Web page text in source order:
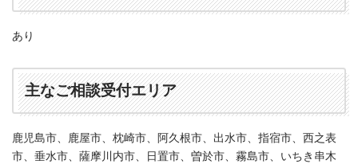
あり
主なご相談受付エリア
鹿児島市、鹿屋市、枕崎市、阿久根市、出水市、指宿市、西之表
市、垂水市、薩摩川内市、日置市、曽於市、霧島市、いちき串木